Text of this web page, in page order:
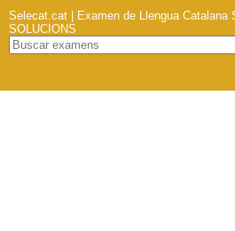
Selecat.cat | Examen de Llengua Catalana
SOLUCIONS